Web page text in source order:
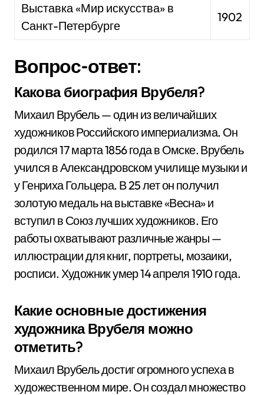
Выставка «Мир искусства» в
Санкт-Петербурге
1902
Вопрос-ответ:
Какова биография Врубеля?
Михаил Врубель — один из величайших
художников Российского империализма. Он
родился 17 марта 1856 года в Омске. Врубель
учился в Александровском училище музыки и
у Генриха Гольцера. В 25 лет он получил
золотую медаль на выставке «Весна» и
вступил в Союз лучших художников. Его
работы охватывают различные жанры —
иллюстрации для книг, портреты, мозаики,
росписи. Художник умер 14 апреля 1910 года.
Какие основные достижения
художника Врубеля можно
отметить?
Михаил Врубель достиг огромного успеха в
художественном мире. Он создал множество